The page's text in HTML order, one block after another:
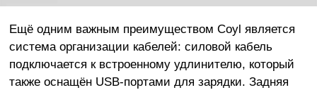
Ещё одним важным преимуществом Coyl является
система организации кабелей: силовой кабель
подключается к встроенному удлинителю, который
также оснащён USB-портами для зарядки. Задняя